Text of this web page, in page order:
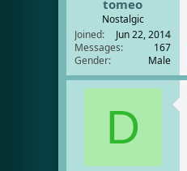
tomeo
Nostalgic
Joined
Jun 22, 2014
Messages
167
Gender
Male
D